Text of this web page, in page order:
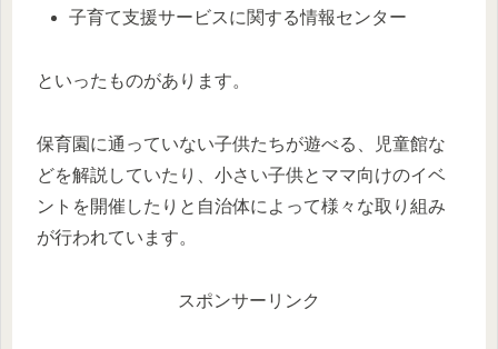
子育て支援サービスに関する情報センター
といったものがあります。
保育園に通っていない子供たちが遊べる、児童館な
どを解説していたり、小さい子供とママ向けのイベ
ントを開催したりと自治体によって様々な取り組み
が行われています。
スポンサーリンク